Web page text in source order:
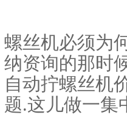
螺丝机必须为
纳资询的那时
自动拧螺丝机
题.这儿做一集